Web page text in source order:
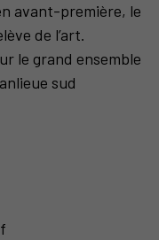
avant-première, le
de l’art.
le grand ensemble
sud